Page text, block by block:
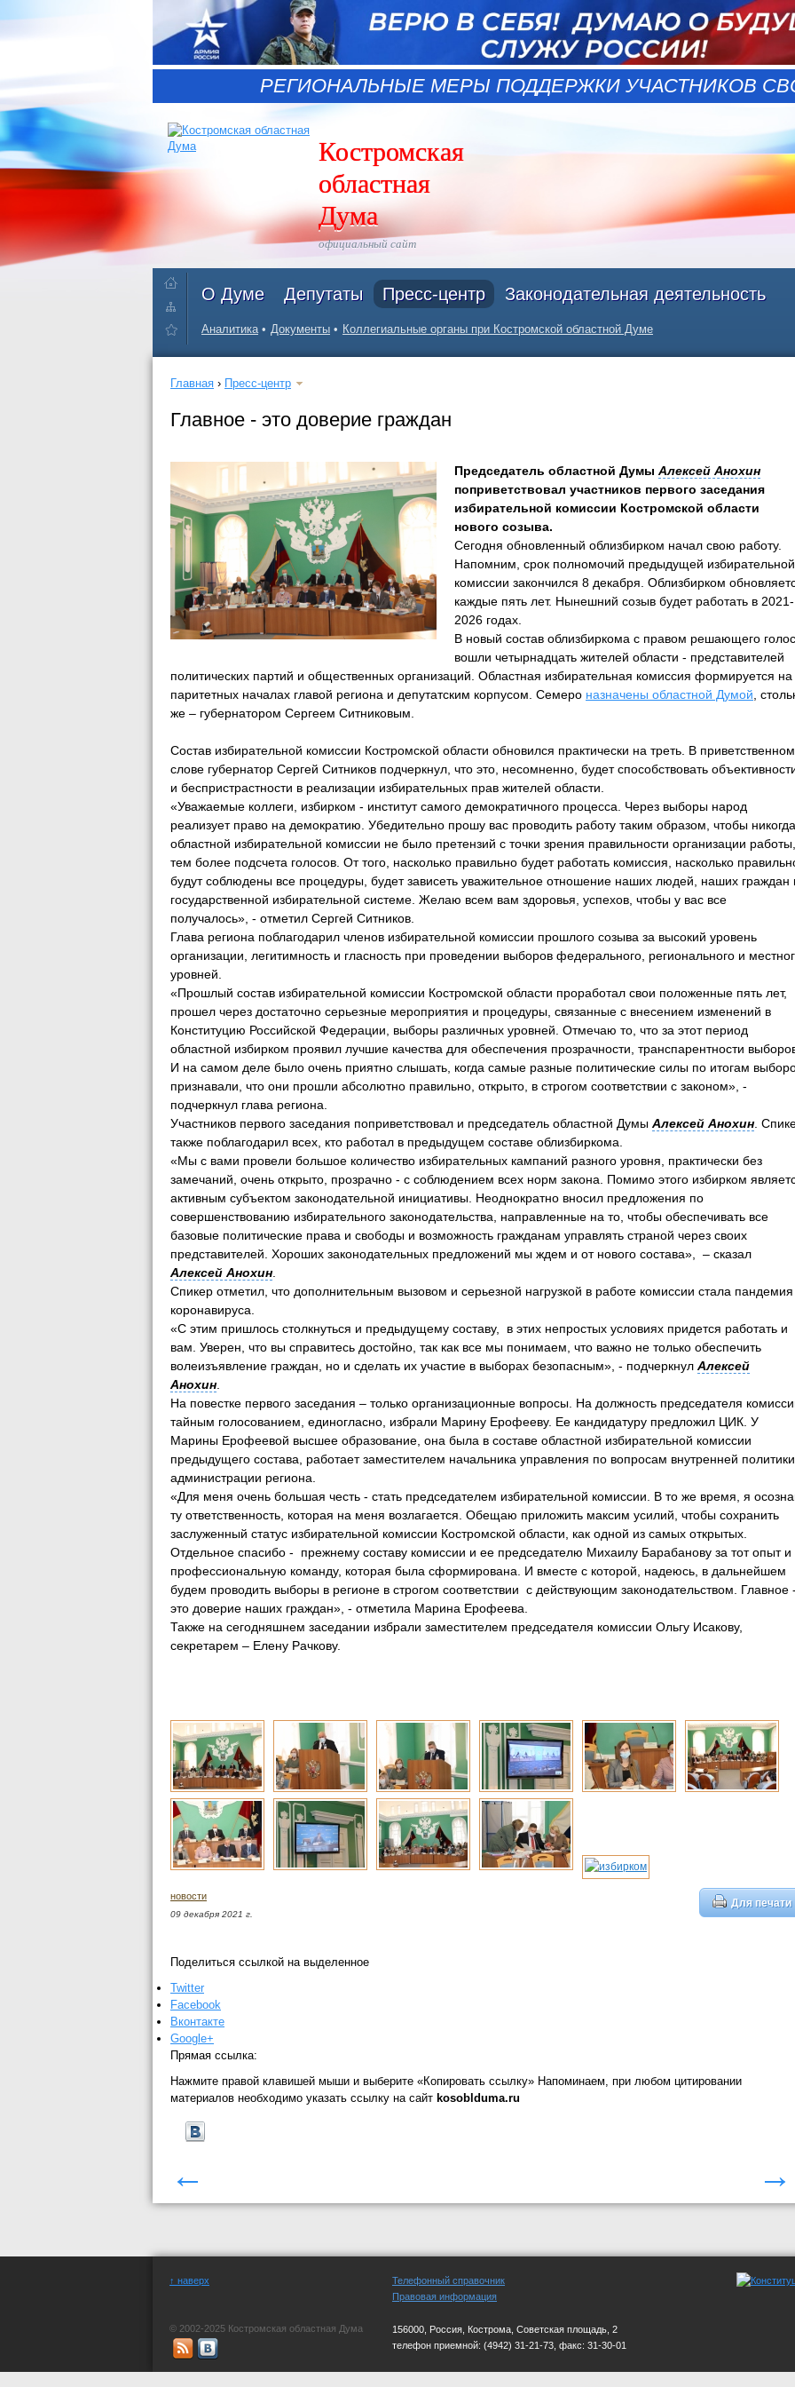
РЕГИОНАЛЬНЫЕ МЕРЫ ПОДДЕРЖКИ УЧАСТНИКОВ
Костромская
областная
Дума
официальный сайт
О Думе Депутаты Пресс-центр Законодательная деятельность
Аналитика Документы Коллегиальные органы при Костромской областной Думе
Главная › Пресс-центр
Главное - это доверие граждан
Председатель областной Думы Алексей Анохин
поприветствовал участников первого заседания
избирательной комиссии Костромской области
нового созыва.
Сегодня обновленный облизбирком начал свою работу.
Напомним, срок полномочий предыдущей избирательной
комиссии закончился 8 декабря. Облизбирком
каждые пять лет. Нынешний созыв будет работать в 2021-
2026 годах.
В новый состав облизбиркома с правом решающего
вошли четырнадцать жителей области - представителей
политических партий и общественных организаций. Областная избирательная комиссия формируется на
паритетных началах главой региона и депутатским корпусом. Семеро назначены областной Думой ,
же – губернатором Сергеем Ситниковым.
Состав избирательной комиссии Костромской области обновился практически на треть. В приветственном
слове губернатор Сергей Ситников подчеркнул, что это, несомненно, будет способствовать
и беспристрастности в реализации избирательных прав жителей области.
«Уважаемые коллеги, избирком - институт самого демократичного процесса. Через выборы народ
реализует право на демократию. Убедительно прошу вас проводить работу таким образом, чтобы
областной избирательной комиссии не было претензий с точки зрения правильности организации работы,
тем более подсчета голосов. От того, насколько правильно будет работать комиссия, насколько
будут соблюдены все процедуры, будет зависеть уважительное отношение наших людей, наших граждан
государственной избирательной системе. Желаю всем вам здоровья, успехов, чтобы у вас все
получалось», - отметил Сергей Ситников.
Глава региона поблагодарил членов избирательной комиссии прошлого созыва за высокий уровень
организации, легитимность и гласность при проведении выборов федерального, регионального и
уровней.
«Прошлый состав избирательной комиссии Костромской области проработал свои положенные пять лет,
прошел через достаточно серьезные мероприятия и процедуры, связанные с внесением изменений в
Конституцию Российской Федерации, выборы различных уровней. Отмечаю то, что за этот период
областной избирком проявил лучшие качества для обеспечения прозрачности, транспарентности
И на самом деле было очень приятно слышать, когда самые разные политические силы по итогам
признавали, что они прошли абсолютно правильно, открыто, в строгом соответствии с законом», -
подчеркнул глава региона.
Участников первого заседания поприветствовал и председатель областной Думы Алексей Анохин .
также поблагодарил всех, кто работал в предыдущем составе облизбиркома.
«Мы с вами провели большое количество избирательных кампаний разного уровня, практически без
замечаний, очень открыто, прозрачно - с соблюдением всех норм закона. Помимо этого избирком
активным субъектом законодательной инициативы. Неоднократно вносил предложения по
совершенствованию избирательного законодательства, направленные на то, чтобы обеспечивать все
базовые политические права и свободы и возможность гражданам управлять страной через своих
представителей. Хороших законодательных предложений мы ждем и от нового состава», – сказал
Алексей Анохин
Спикер отметил, что дополнительным вызовом и серьезной нагрузкой в работе комиссии стала пандемия
коронавируса.
«С этим пришлось столкнуться и предыдущему составу, в этих непростых условиях придется работать и
вам. Уверен, что вы справитесь достойно, так как все мы понимаем, что важно не только обеспечить
волеизъявление граждан, но и сделать их участие в выборах безопасным», - подчеркнул Алексей
Анохин
На повестке первого заседания – только организационные вопросы. На должность председателя
тайным голосованием, единогласно, избрали Марину Ерофееву. Ее кандидатуру предложил ЦИК. У
Марины Ерофеевой высшее образование, она была в составе областной избирательной комиссии
предыдущего состава, работает заместителем начальника управления по вопросам внутренней политики
администрации региона.
«Для меня очень большая честь - стать председателем избирательной комиссии. В то же время, я
ту ответственность, которая на меня возлагается. Обещаю приложить максим усилий, чтобы сохранить
заслуженный статус избирательной комиссии Костромской области, как одной из самых открытых.
Отдельное спасибо - прежнему составу комиссии и ее председателю Михаилу Барабанову за тот опыт и
профессиональную команду, которая была сформирована. И вместе с которой, надеюсь, в дальнейшем
будем проводить выборы в регионе в строгом соответствии с действующим законодательством. Главное -
это доверие наших граждан», - отметила Марина Ерофеева.
Также на сегодняшнем заседании избрали заместителем председателя комиссии Ольгу Исакову,
секретарем – Елену Рачкову.
Для печати
новости
09 декабря 2021 г.
Поделиться ссылкой на выделенное
Twitter
Facebook
Вконтакте
Google+
Прямая ссылка:
Нажмите правой клавишей мыши и выберите «Копировать ссылку» Напоминаем, при любом цитировании
материалов необходимо указать ссылку на сайт kosoblduma.ru
← →
↑ наверх
© 2002-2025 Костромская областная Дума
Телефонный справочник
Правовая информация
156000, Россия, Кострома, Советская площадь, 2
телефон приемной: (4942) 31-21-73, факс: 31-30-01